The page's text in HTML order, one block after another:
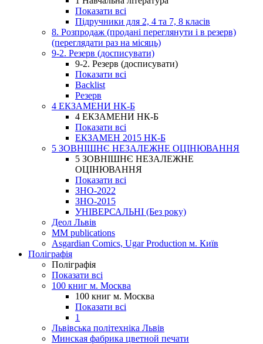
Показати всі
Підручники для 2, 4 та 7, 8 класів
8. Розпродаж (продані переглянути і в резерв)
(переглядати раз на місяць)
9-2. Резерв (досписувати)
9-2. Резерв (досписувати)
Показати всі
Backlist
Резерв
4 ЕКЗАМЕНИ НК-Б
4 ЕКЗАМЕНИ НК-Б
Показати всі
ЕКЗАМЕН 2015 НК-Б
5 ЗОВНІШНЄ НЕЗАЛЕЖНЕ ОЦІНЮВАННЯ
5 ЗОВНІШНЄ НЕЗАЛЕЖНЕ
ОЦІНЮВАННЯ
Показати всі
ЗНО-2022
ЗНО-2015
УНІВЕРСАЛЬНІ (Без року)
Деол Львів
MM publications
Asgardian Comics, Ugar Production м. Київ
Поліграфія
Поліграфія
Показати всі
100 книг м. Москва
100 книг м. Москва
Показати всі
1
Львівська політехніка Львів
Минская фабрика цветной печати